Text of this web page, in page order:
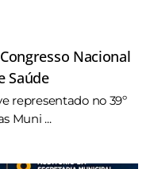
Nacional
Saúde
representado no 39º
Muni ...